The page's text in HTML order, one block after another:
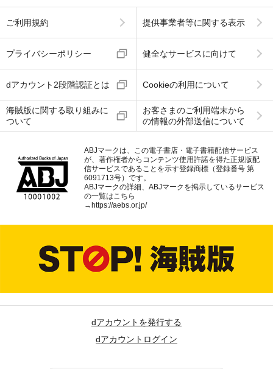
ご利用規約 提供事業者等に関する表示
プライバシーポリシー 健全なサービスに向けて
dアカウント2段階認証とは Cookieの利用について
海賊版に関する取り組みに
ついて
お客さまのご利用端末から
の情報の外部送信について
ABJマークは、この電子書店・電子書籍配信サービス
が、著作権者からコンテンツ使用許諾を得た正規版配
信サービスであることを示す登録商標（登録番号 第
6091713号）です。
ABJマークの詳細、ABJマークを掲示しているサービス
の一覧はこちら
→ https://aebs.or.jp/
dアカウントを発行する
dアカウントログイン